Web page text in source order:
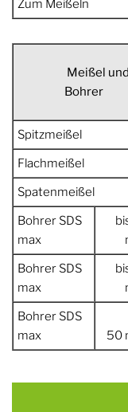
Zum Meißeln
Meißel und
Bohrer
Spitzmeißel
Flachmeißel
Spatenmeißel
Bohrer SDS
max
Bohrer SDS
max
Bohrer SDS
max
50